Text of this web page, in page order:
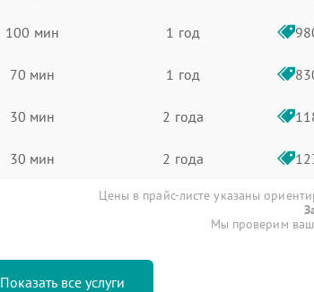
100 мин 1 год
70 мин 1 год
30 мин 2 года
30 мин 2 года
Цены в прайс-листе указаны
Мы проверим
Показать все услуги